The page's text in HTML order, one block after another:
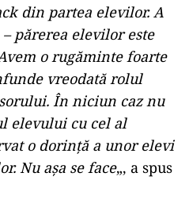
din partea elevilor. A
părerea elevilor este
o rugăminte foarte
vreodată rolul
În niciun caz nu
elevului cu cel al
o dorinţă a unor elevi
Nu aşa se face„, a spus